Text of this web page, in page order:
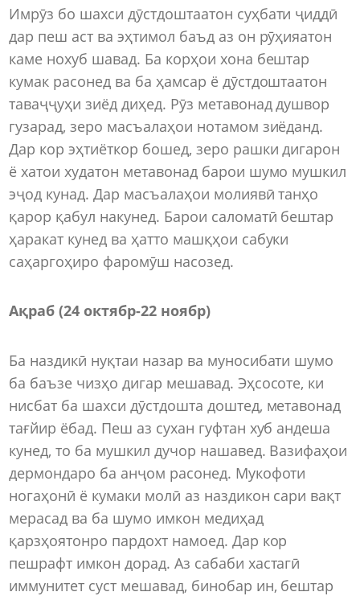
Имрӯз бо шахси дӯстдоштаатон суҳбати ҷиддӣ
дар пеш аст ва эҳтимол баъд аз он рӯҳияатон
каме нохуб шавад. Ба корҳои хона бештар
кумак расонед ва ба ҳамсар ё дӯстдоштаатон
таваҷҷуҳи зиёд диҳед. Рӯз метавонад душвор
гузарад, зеро масъалаҳои нотамом зиёданд.
Дар кор эҳтиёткор бошед, зеро рашки дигарон
ё хатои худатон метавонад барои шумо мушкил
эҷод кунад. Дар масъалаҳои молиявӣ танҳо
қарор қабул накунед. Барои саломатӣ бештар
ҳаракат кунед ва ҳатто машқҳои сабуки
саҳаргоҳиро фаромӯш насозед.
Ақраб (24 октябр-22 ноябр)
Ба наздикӣ нуқтаи назар ва муносибати шумо
ба баъзе чизҳо дигар мешавад. Эҳсосоте, ки
нисбат ба шахси дӯстдошта доштед, метавонад
тағйир ёбад. Пеш аз сухан гуфтан хуб андеша
кунед, то ба мушкил дучор нашавед. Вазифаҳои
дермондаро ба анҷом расонед. Мукофоти
ногаҳонӣ ё кумаки молӣ аз наздикон сари вақт
мерасад ва ба шумо имкон медиҳад
қарзҳоятонро пардохт намоед. Дар кор
пешрафт имкон дорад. Аз сабаби хастагӣ
иммунитет суст мешавад, бинобар ин, бештар